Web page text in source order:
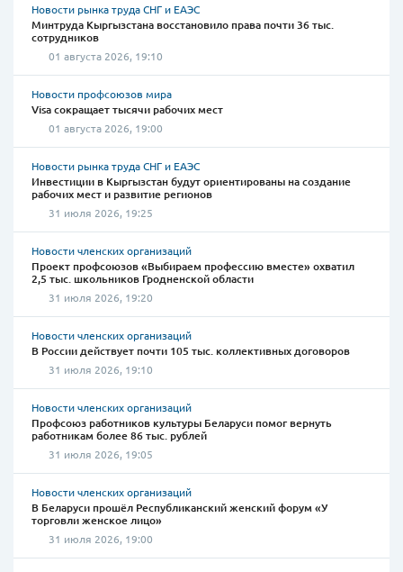
Новости рынка труда СНГ и ЕАЭС
Минтруда Кыргызстана восстановило права почти 36 тыс.
сотрудников
01 августа 2026, 19:10
Новости профсоюзов мира
Visa сокращает тысячи рабочих мест
01 августа 2026, 19:00
Новости рынка труда СНГ и ЕАЭС
Инвестиции в Кыргызстан будут ориентированы на создание
рабочих мест и развитие регионов
31 июля 2026, 19:25
Новости членских организаций
Проект профсоюзов «Выбираем профессию вместе» охватил
2,5 тыс. школьников Гродненской области
31 июля 2026, 19:20
Новости членских организаций
В России действует почти 105 тыс. коллективных договоров
31 июля 2026, 19:10
Новости членских организаций
Профсоюз работников культуры Беларуси помог вернуть
работникам более 86 тыс. рублей
31 июля 2026, 19:05
Новости членских организаций
В Беларуси прошёл Республиканский женский форум «У
торговли женское лицо»
31 июля 2026, 19:00